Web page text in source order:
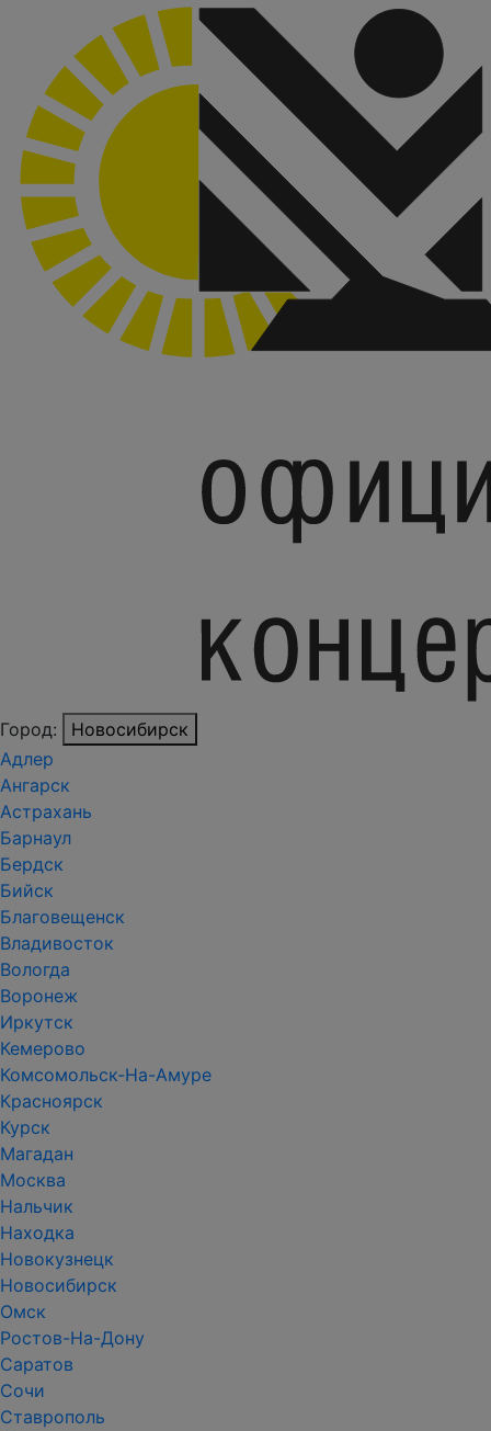
Город:
Новосибирск
Адлер
Ангарск
Астрахань
Барнаул
Бердск
Бийск
Благовещенск
Владивосток
Вологда
Воронеж
Иркутск
Кемерово
Комсомольск-На-Амуре
Красноярск
Курск
Магадан
Москва
Нальчик
Находка
Новокузнецк
Новосибирск
Омск
Ростов-На-Дону
Саратов
Сочи
Ставрополь